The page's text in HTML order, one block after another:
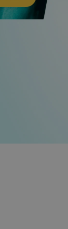
Толбухина, 2,